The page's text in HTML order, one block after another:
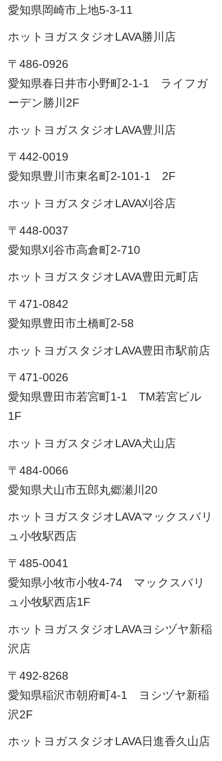
愛知県岡崎市上地5-3-11
ホットヨガスタジオLAVA勝川店
〒486-0926
愛知県春日井市小野町2-1-1 ライフガ
ーデン勝川2F
ホットヨガスタジオLAVA豊川店
〒442-0019
愛知県豊川市東名町2-101-1 2F
ホットヨガスタジオLAVA刈谷店
〒448-0037
愛知県刈谷市高倉町2-710
ホットヨガスタジオLAVA豊田元町店
〒471-0842
愛知県豊田市土橋町2-58
ホットヨガスタジオLAVA豊田市駅前店
〒471-0026
愛知県豊田市若宮町1-1 TM若宮ビル
1F
ホットヨガスタジオLAVA犬山店
〒484-0066
愛知県犬山市五郎丸郷瀬川20
ホットヨガスタジオLAVAマックスバリ
ュ小牧駅西店
〒485-0041
愛知県小牧市小牧4-74 マックスバリ
ュ小牧駅西店1F
ホットヨガスタジオLAVAヨシヅヤ新稲
沢店
〒492-8268
愛知県稲沢市朝府町4-1 ヨシヅヤ新稲
沢2F
ホットヨガスタジオLAVA日進香久山店